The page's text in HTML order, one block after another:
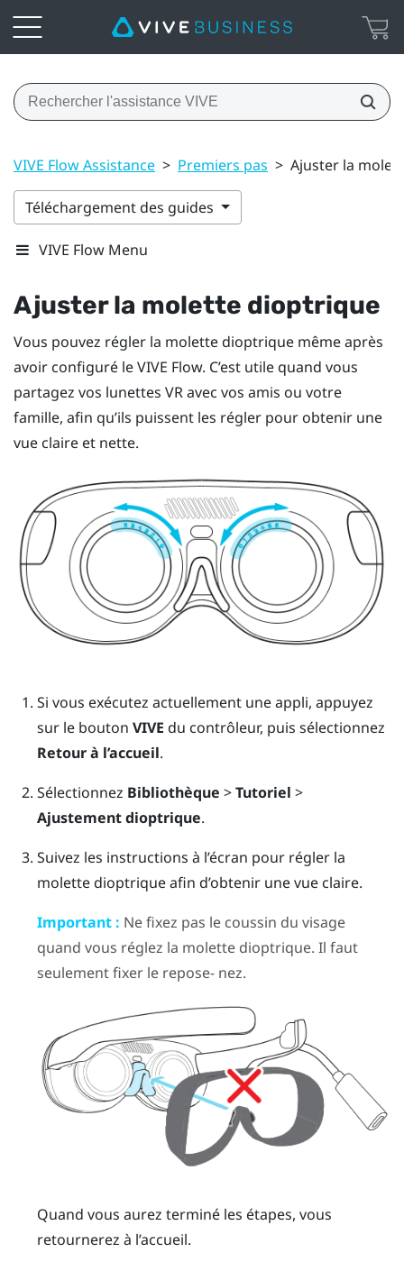
VIVE Flow Assistance > Premiers pas > Ajuster la
Téléchargement des guides
VIVE Flow Menu
Ajuster la molette dioptrique
Vous pouvez régler la molette dioptrique même après
avoir configuré leVIVE Flow. C’est utile quand vous
partagez vos lunettes VR avec vos amis ou votre
famille, afin qu’ils puissent les régler pour obtenir une
vue claire et nette.
Si vous exécutez actuellement une appli, appuyez
sur le bouton VIVE du contrôleur, puis sélectionnez
Retour à l’accueil.
Sélectionnez Bibliothèque >Tutoriel >
Ajustement dioptrique.
Suivez les instructions à l’écran pour régler la
molette dioptrique afin d’obtenir une vue claire.
Important : Ne fixez pas le coussin du visage
quand vous réglez la molette dioptrique. Il faut
seulement fixer le repose- nez.
Quand vous aurez terminé les étapes, vous
retournerez à l’accueil.